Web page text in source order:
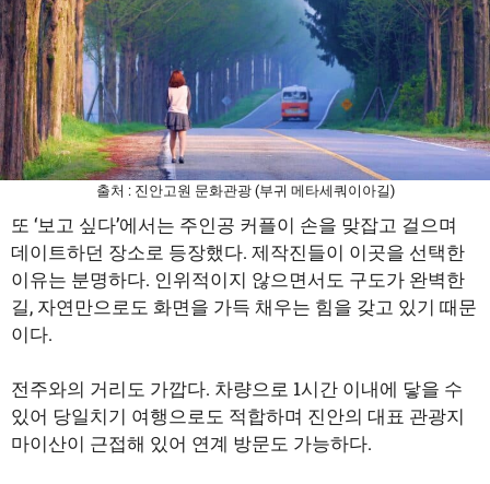
출처 : 진안고원 문화관광 (부귀 메타세쿼이아길)
또 ‘보고 싶다’에서는 주인공 커플이 손을 맞잡고 걸으며
데이트하던 장소로 등장했다. 제작진들이 이곳을 선택한
이유는 분명하다. 인위적이지 않으면서도 구도가 완벽한
길, 자연만으로도 화면을 가득 채우는 힘을 갖고 있기 때문
이다.
전주와의 거리도 가깝다. 차량으로 1시간 이내에 닿을 수
있어 당일치기 여행으로도 적합하며 진안의 대표 관광지
마이산이 근접해 있어 연계 방문도 가능하다.